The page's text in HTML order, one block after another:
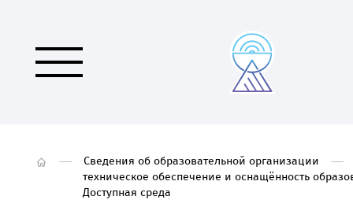
Сведения об образовательной организации
техническое обеспечение и оснащённость
Доступная среда